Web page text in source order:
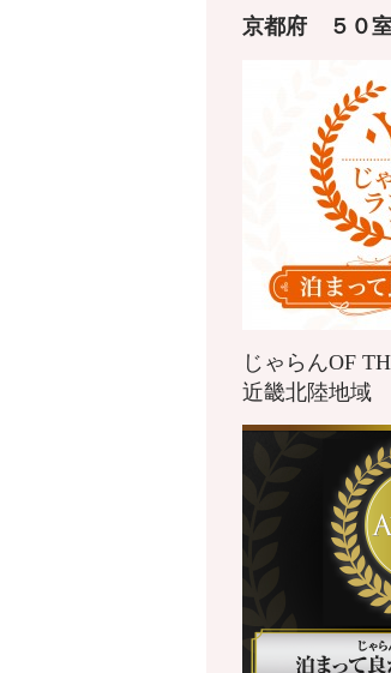
京都府
５０
じゃらんOF
近畿北陸地